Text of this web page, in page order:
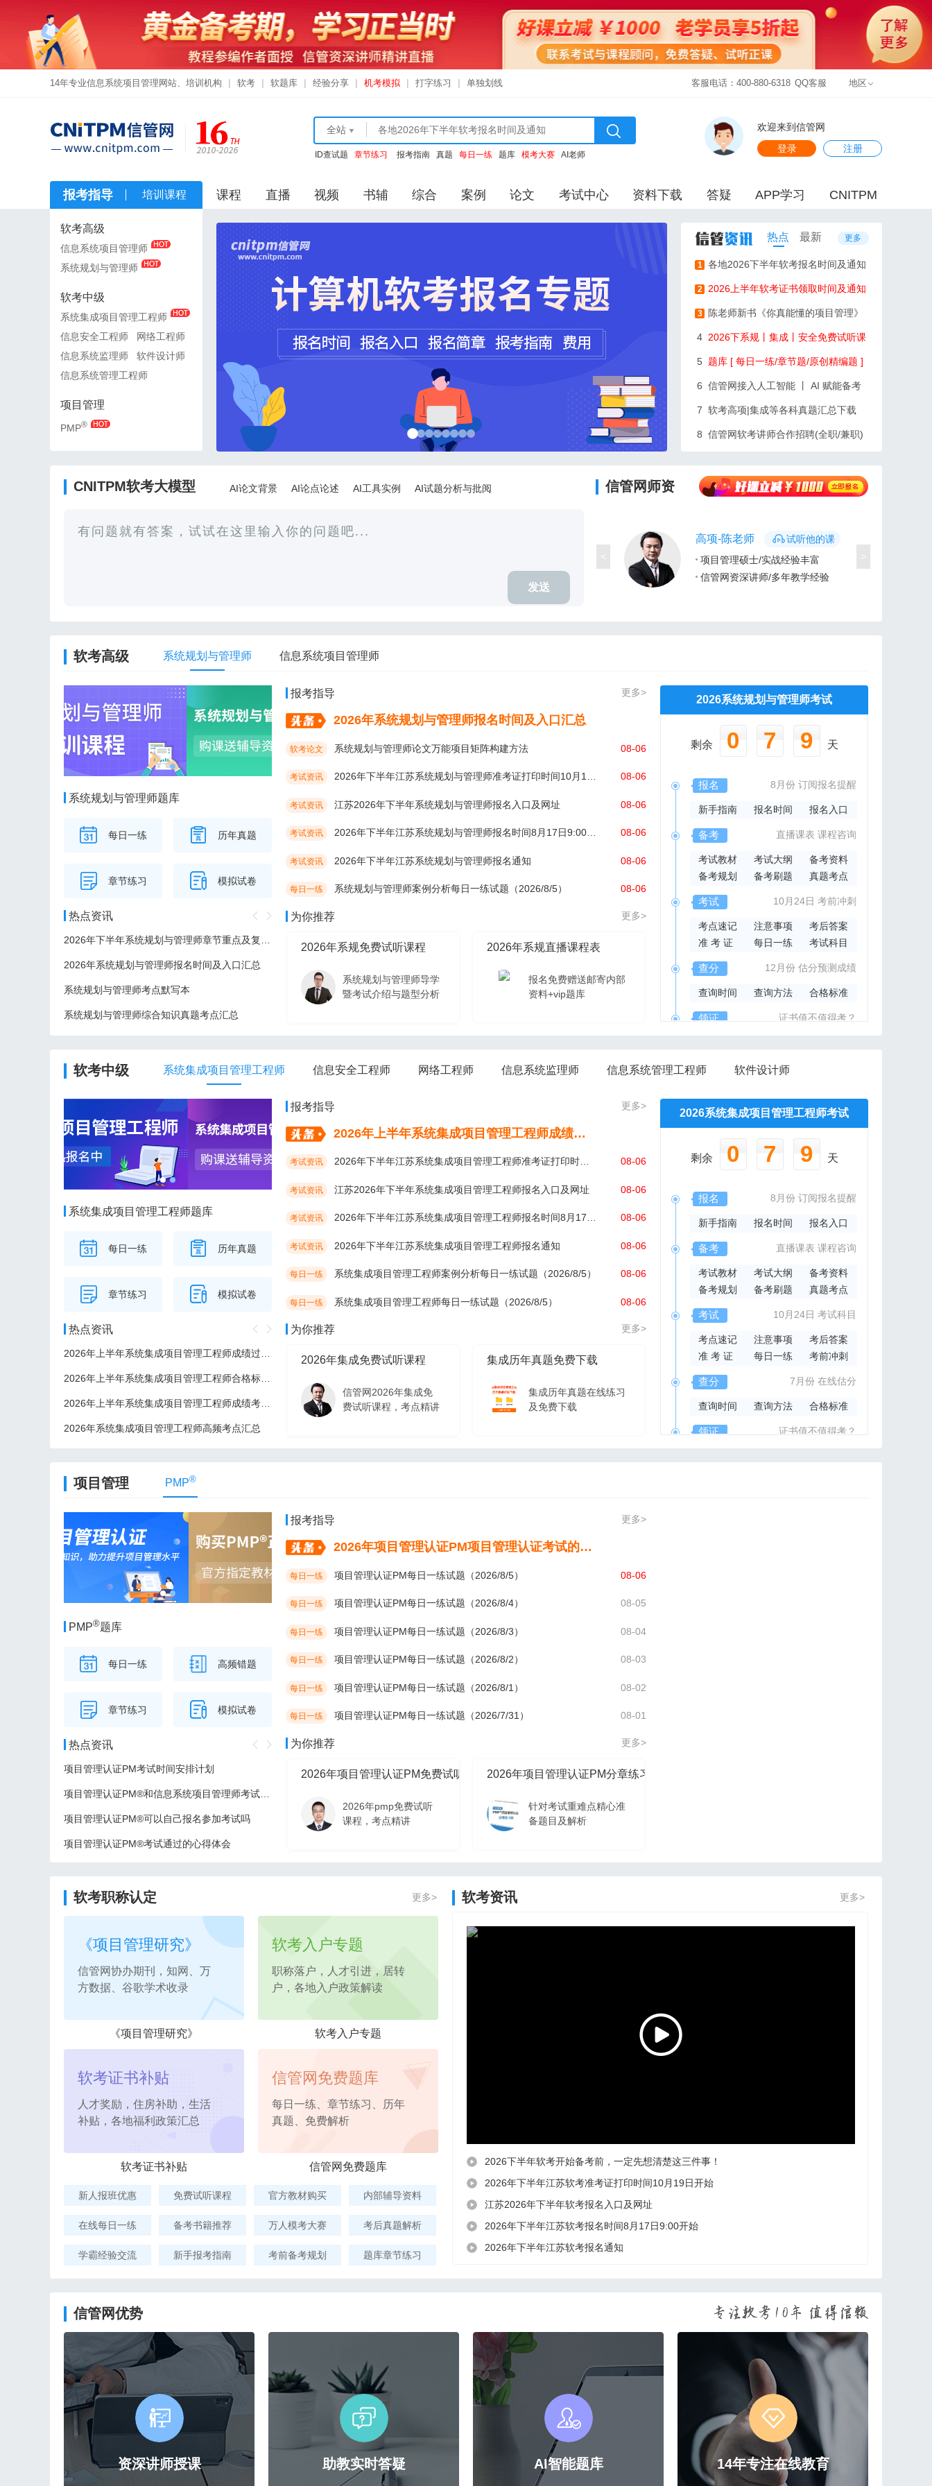
14年专业信息系统项目管理网站、培训机构 软考 软题库 经验分享 机考模拟 打字练习 单独划线 客服电话：400-880-6318 QQ客服 地区
全站
ID查试题 章节练习 报考指南 真题 每日一练 题库 模考大赛 AI老师
欢迎来到信管网
登录
注册
报考指导 培训课程 课程 直播 视频 书辅 综合 案例 论文 考试中心 资料下载 答疑 APP学习 CNITPM
软考高级
信息系统项目管理师
系统规划与管理师
软考中级
系统集成项目管理工程师
信息安全工程师
网络工程师
信息系统监理师
软件设计师
信息系统管理工程师
项目管理
PMP®
软考高级
信息系统项目管理师
网络工程师
软件设计师
信息系统管理工程师
项目管理
热点 最新 更多
1 各地2026下半年软考报名时间及通知
2 2026上半年软考证书领取时间及通知
3 陈老师新书《你真能懂的项目管理》
4 2026下系规丨集成丨安全免费试听课
5 题库 [ 每日一练/章节题/原创精编题 ]
6 信管网接入人工智能 丨 AI 赋能备考
7 软考高项|集成等各科真题汇总下载
8 信管网软考讲师合作招聘(全职/兼职)
CNITPM软考大模型 AI论文背景 AI论点论述 AI工具实例 AI试题分析与批阅 信管网师资
发送
高项-陈老师
试听他的课
项目管理硕士/实战经验丰富
信管网资深讲师/多年教学经验
< >
软考高级 系统规划与管理师 信息系统项目管理师
系统规划与管理师题库
每日一练 历年真题
章节练习 模拟试卷
热点资讯
2026年系统规划与管理师报名时间及入口汇总
系统规划与管理师考点默写本
系统规划与管理师综合知识真题考点汇总
报考指导 更多>
2026年系统规划与管理师报名时间及入口汇总
软考论文 系统规划与管理师论文万能项目矩阵构建方法 08-06
考试资讯 08-06
考试资讯 江苏2026年下半年系统规划与管理师报名入口及网址 08-06
考试资讯 08-06
考试资讯 2026年下半年江苏系统规划与管理师报名通知 08-06
每日一练 系统规划与管理师案例分析每日一练试题（2026/8/5） 08-06
为你推荐 更多>
2026年系规免费试听课程
系统规划与管理师导学
暨考试介绍与题型分析
2026年系规直播课程表
报名免费赠送邮寄内部
资料+vip题库
2026年系规内部辅导资料
报班免费邮寄辅导资料
信管网精心组编资料集
系统规划与管理师导学
2026系统规划与管理师考试
剩余 0 7 9 天
报名 8月份 订阅报名提醒
新手指南 报名时间 报名入口
备考 直播课表 课程咨询
考试教材 考试大纲
备考资料
备考规划
备考刷题 真题考点
考试 10月24日 考前冲刺
考点速记 注意事项
考后答案
准 考 证
每日一练 考试科目
查分 12月份 估分预测成绩
查询时间 查询方法 合格标准
领证 证书值不值得考？
软考中级 系统集成项目管理工程师 信息安全工程师 网络工程师 信息系统监理师 信息系统管理工程师 软件设计师
系统集成项目管理工程师题库
每日一练 历年真题
章节练习 模拟试卷
热点资讯
2026年系统集成项目管理工程师高频考点汇总
报考指导 更多>
2026年上半年系统集成项目管理工程师成绩考后多久公布？
考试资讯 08-06
考试资讯 江苏2026年下半年系统集成项目管理工程师报名入口及网址 08-06
考试资讯 08-06
考试资讯 2026年下半年江苏系统集成项目管理工程师报名通知 08-06
每日一练 系统集成项目管理工程师案例分析每日一练试题（2026/8/5） 08-06
每日一练 系统集成项目管理工程师每日一练试题（2026/8/5） 08-06
为你推荐 更多>
2026年集成免费试听课程
信管网2026年集成免
费试听课程，考点精讲
集成历年真题免费下载
集成历年真题在线练习
及免费下载
2026年集成官方指导书
2026系统集成项目管
理工程师官方指导教材
2026系统集成项目管理工程师考试
剩余 0 7 9 天
报名 8月份 订阅报名提醒
新手指南 报名时间 报名入口
备考 直播课表 课程咨询
考试教材 考试大纲
备考资料
备考规划
备考刷题 真题考点
考试 10月24日 考试科目
考点速记 注意事项
考后答案
准 考 证
每日一练 考前冲刺
查分 7月份 在线估分
查询时间 查询方法 合格标准
领证 证书值不值得考？
项目管理 PMP®
PMP®题库
每日一练 高频错题
章节练习 模拟试卷
热点资讯
项目管理认证PM考试时间安排计划
项目管理认证PM®和信息系统项目管理师考试的区别
项目管理认证PM®可以自己报名参加考试吗
项目管理认证PM®考试通过的心得体会
报考指导 更多>
2026年项目管理认证PM项目管理认证考试的流程（从报名到拿证）
每日一练 项目管理认证PM每日一练试题（2026/8/5） 08-06
每日一练 项目管理认证PM每日一练试题（2026/8/4） 08-05
每日一练 项目管理认证PM每日一练试题（2026/8/3） 08-04
每日一练 项目管理认证PM每日一练试题（2026/8/2） 08-03
每日一练 项目管理认证PM每日一练试题（2026/8/1） 08-02
每日一练 项目管理认证PM每日一练试题（2026/7/31） 08-01
为你推荐 更多>
2026年项目管理认证PM免费试听课程
2026年pmp免费试听
课程，考点精讲
2026年项目管理认证PM分章练习册
针对考试重难点精心准
备题目及解析
2026年pmp免费试听
课程，考点精讲
软考职称认定 更多>
《项目管理研究》
信管网协办期刊，知网、万
方数据、谷歌学术收录
《项目管理研究》
软考入户专题
职称落户，人才引进，居转
户，各地入户政策解读
软考入户专题
软考证书补贴
人才奖励，住房补助，生活
补贴，各地福利政策汇总
软考证书补贴
信管网免费题库
每日一练、章节练习、历年
真题、免费解析
信管网免费题库
新人报班优惠 免费试听课程 官方教材购买 内部辅导资料
在线每日一练 备考书籍推荐 万人模考大赛 考后真题解析
学霸经验交流 新手报考指南 考前备考规划 题库章节练习
软考资讯 更多>
2026下半年软考开始备考前，一定先想清楚这三件事！
2026年下半年江苏软考准考证打印时间10月19日开始
江苏2026年下半年软考报名入口及网址
2026年下半年江苏软考报名时间8月17日9:00开始
2026年下半年江苏软考报名通知
信管网优势
资深讲师授课 助教实时答疑 AI智能题库 14年专注在线教育